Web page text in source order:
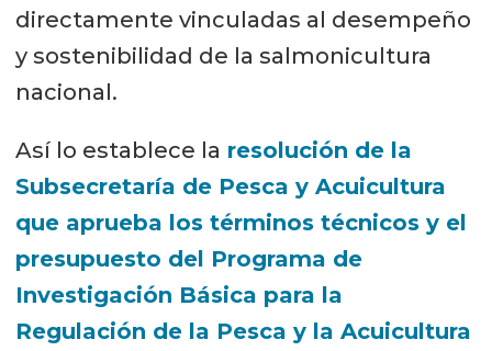
directamente vinculadas al desempeño
y sostenibilidad de la salmonicultura
nacional.
Así lo establece la resolución de la
Subsecretaría de Pesca y Acuicultura
que aprueba los términos técnicos y el
presupuesto del Programa de
Investigación Básica para la
Regulación de la Pesca y la Acuicultura